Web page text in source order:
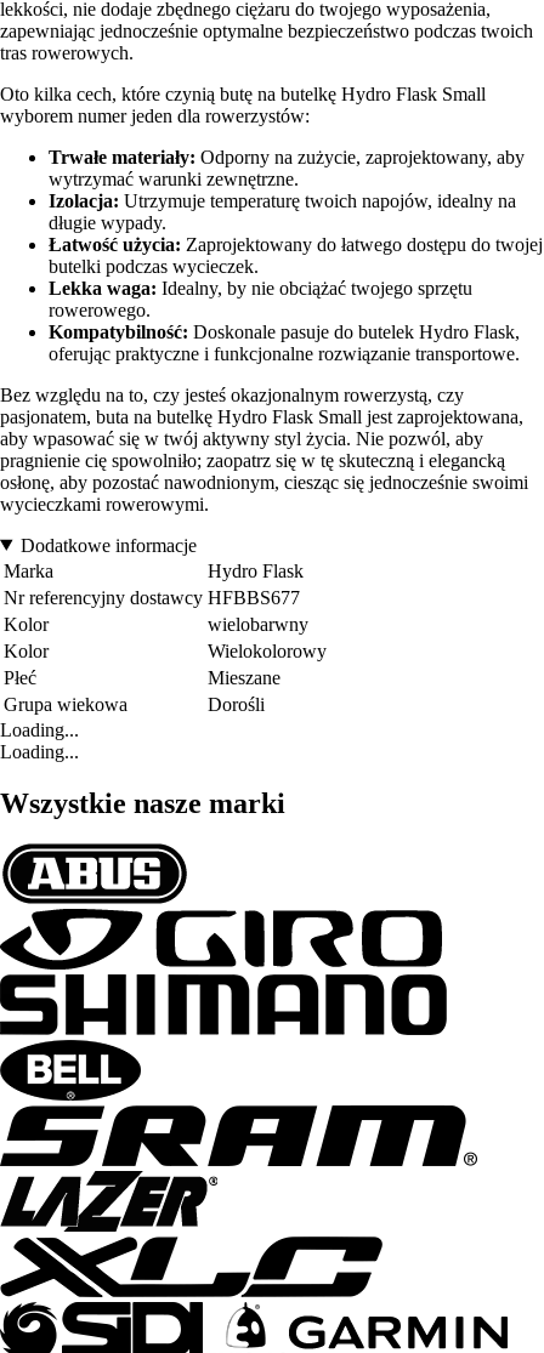
lekkości, nie dodaje zbędnego ciężaru do twojego wyposażenia,
zapewniając jednocześnie optymalne bezpieczeństwo podczas twoich
tras rowerowych.
Oto kilka cech, które czynią butę na butelkę Hydro Flask Small
wyborem numer jeden dla rowerzystów:
Trwałe materiały: Odporny na zużycie, zaprojektowany, aby
wytrzymać warunki zewnętrzne.
Izolacja: Utrzymuje temperaturę twoich napojów, idealny na
długie wypady.
Łatwość użycia: Zaprojektowany do łatwego dostępu do twojej
butelki podczas wycieczek.
Lekka waga: Idealny, by nie obciążać twojego sprzętu
rowerowego.
Kompatybilność: Doskonale pasuje do butelek Hydro Flask,
oferując praktyczne i funkcjonalne rozwiązanie transportowe.
Bez względu na to, czy jesteś okazjonalnym rowerzystą, czy
pasjonatem, buta na butelkę Hydro Flask Small jest zaprojektowana,
aby wpasować się w twój aktywny styl życia. Nie pozwól, aby
pragnienie cię spowolniło; zaopatrz się w tę skuteczną i elegancką
osłonę, aby pozostać nawodnionym, ciesząc się jednocześnie swoimi
wycieczkami rowerowymi.
Dodatkowe informacje
Marka
Hydro Flask
Nr referencyjny dostawcy HFBBS677
Kolor
wielobarwny
Kolor
Wielokolorowy
Płeć
Mieszane
Grupa wiekowa
Dorośli
Loading...
Loading...
Wszystkie nasze marki